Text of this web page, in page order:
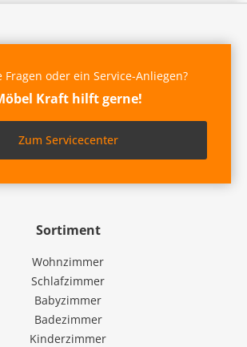
Sortiment
Wohnzimmer
Schlafzimmer
Babyzimmer
Badezimmer
Kinderzimmer
Fragen oder ein Service-Anliegen?
Kraft hilft gerne!
Zum Servicecenter